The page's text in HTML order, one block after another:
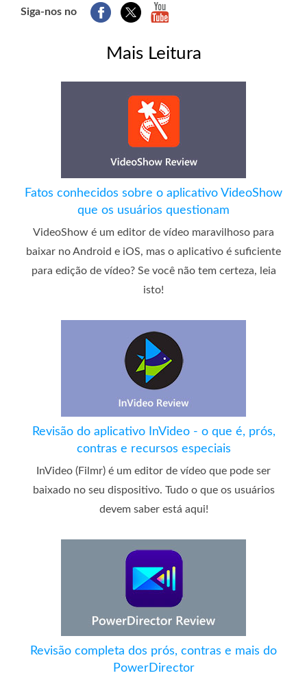
Siga-nos no
Mais Leitura
Fatos conhecidos sobre o aplicativo VideoShow
que os usuários questionam
VideoShow é um editor de vídeo maravilhoso para
baixar no Android e iOS, mas o aplicativo é suficiente
para edição de vídeo? Se você não tem certeza, leia
isto!
Revisão do aplicativo InVideo - o que é, prós,
contras e recursos especiais
InVideo (Filmr) é um editor de vídeo que pode ser
baixado no seu dispositivo. Tudo o que os usuários
devem saber está aqui!
Revisão completa dos prós, contras e mais do
PowerDirector